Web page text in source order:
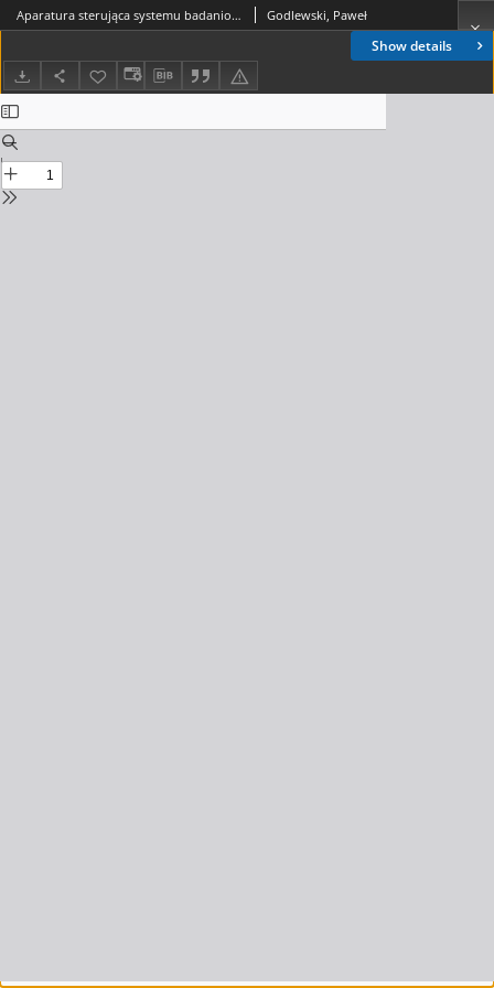
Show details
Aparatura sterująca systemu badaniowego ABA-3 - architektura urządzenia. Referaty Problemowe, 1979, zeszyt 18 Godlewski, Paweł